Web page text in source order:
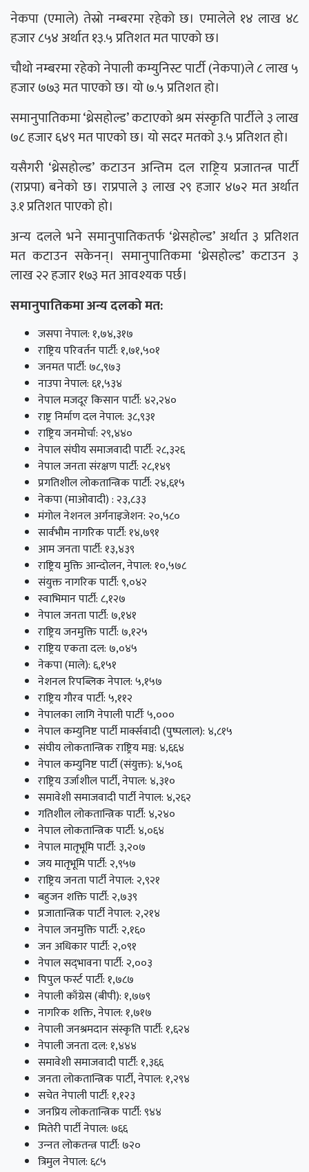
नेकपा (एमाले) तेस्रो नम्बरमा रहेको छ। एमालेले १४ लाख ४८
हजार ८५४ अर्थात १३.५ प्रतिशत मत पाएको छ।
चौथो नम्बरमा रहेको नेपाली कम्युनिस्ट पार्टी (नेकपा)ले ८ लाख ५
हजार ७७३ मत पाएको छ। यो ७.५ प्रतिशत हो।
समानुपातिकमा ‘थ्रेसहोल्ड’ कटाएको श्रम संस्कृति पार्टीले ३ लाख
७८ हजार ६४९ मत पाएको छ। यो सदर मतको ३.५ प्रतिशत हो।
यसैगरी ‘थ्रेसहोल्ड’ कटाउन अन्तिम दल राष्ट्रिय प्रजातन्त्र पार्टी
(राप्रपा) बनेको छ। राप्रपाले ३ लाख २९ हजार ४७२ मत अर्थात
३.१ प्रतिशत पाएको हो।
अन्य दलले भने समानुपातिकतर्फ ‘थ्रेसहोल्ड’ अर्थात ३ प्रतिशत
मत कटाउन सकेनन्। समानुपातिकमा ‘थ्रेसहोल्ड’ कटाउन ३
लाख २२ हजार १७३ मत आवश्यक पर्छ।
समानुपातिकमा अन्य दलको मत:
जसपा नेपाल: १,७४,३१७
राष्ट्रिय परिवर्तन पार्टी: १,७१,५०१
जनमत पार्टी: ७८,९७३
नाउपा नेपाल: ६१,५३४
नेपाल मजदूर किसान पार्टी: ४२,२४०
राष्ट्र निर्माण दल नेपाल: ३८,९३१
राष्ट्रिय जनमोर्चा: २९,४४०
नेपाल संघीय समाजवादी पार्टी: २८,३२६
नेपाल जनता संरक्षण पार्टी: २८,१४९
प्रगतिशील लोकतान्त्रिक पार्टी: २४,६१५
नेकपा (माओवादी) : २३,८३३
मंगोल नेशनल अर्गनाइजेशन: २०,५८०
सार्वभौम नागरिक पार्टी: १४,७९१
आम जनता पार्टी: १३,४३९
राष्ट्रिय मुक्ति आन्दोलन, नेपाल: १०,५७८
संयुक्त नागरिक पार्टी: ९,०४२
स्वाभिमान पार्टी: ८,१२७
नेपाल जनता पार्टी: ७,१४१
राष्ट्रिय जनमुक्ति पार्टी: ७,१२५
राष्ट्रिय एकता दल: ७,०४५
नेकपा (माले): ६,१५१
नेशनल रिपब्लिक नेपाल: ५,१५७
राष्ट्रिय गौरव पार्टी: ५,११२
नेपालका लागि नेपाली पार्टीः ५,०००
नेपाल कम्युनिष्ट पार्टी मार्क्सवादी (पुष्पलाल): ४,८१५
संघीय लोकतान्त्रिक राष्ट्रिय मञ्च: ४,६६४
नेपाल कम्युनिष्ट पार्टी (संयुक्त): ४,५०६
राष्ट्रिय उर्जाशील पार्टी, नेपाल: ४,३१०
समावेशी समाजवादी पार्टी नेपाल: ४,२६२
गतिशील लोकतान्त्रिक पार्टी: ४,२४०
नेपाल लोकतान्त्रिक पार्टी: ४,०६४
नेपाल मातृभूमि पार्टी: ३,२०७
जय मातृभूमि पार्टी: २,९५७
राष्ट्रिय जनता पार्टी नेपाल: २,९२१
बहुजन शक्ति पार्टी: २,७३९
प्रजातान्त्रिक पार्टी नेपाल: २,२१४
नेपाल जनमुक्ति पार्टी: २,१६०
जन अधिकार पार्टी: २,०९१
नेपाल सद्‍भावना पार्टी: २,००३
पिपुल फर्स्ट पार्टी: १,७८७
नेपाली काँग्रेस (बीपी): १,७७९
नागरिक शक्ति, नेपाल: १,७१७
नेपाली जनश्रमदान संस्कृति पार्टी: १,६२४
नेपाली जनता दल: १,४४४
समावेशी समाजवादी पार्टी: १,३६६
जनता लोकतान्त्रिक पार्टी, नेपाल: १,२९४
सचेत नेपाली पार्टी: १,१२३
जनप्रिय लोकतान्त्रिक पार्टी: ९४४
मितेरी पार्टी नेपाल: ७६६
उन्‍नत लोकतन्त्र पार्टी: ७२०
त्रिमुल नेपाल: ६८५